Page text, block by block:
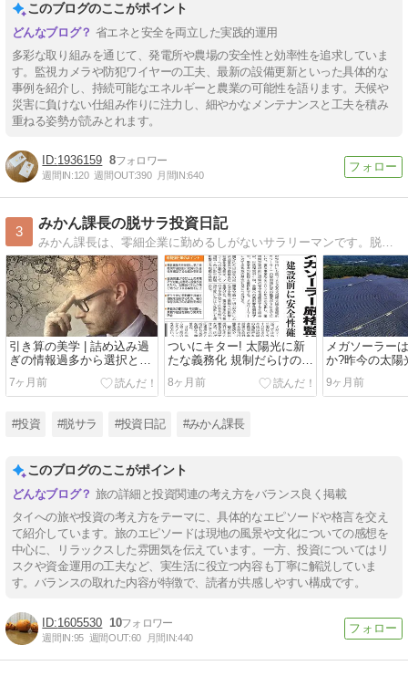
このブログのここがポイント
省エネと安全を両立した実践的運用
多彩な取り組みを通じて、発電所や農場の安全性と効率性を追求していま
す。監視カメラや防犯ワイヤーの工夫、最新の設備更新といった具体的な
事例を紹介し、持続可能なエネルギーと農業の可能性を語ります。天候や
災害に負けない仕組み作りに注力し、細やかなメンテナンスと工夫を積み
重ねる姿勢が読みとれます。
1936159 8
週間IN:120 週間OUT:390 月間IN:640
3
みかん課長の脱サラ投資日記
みかん課長は、零細企業に勤めるしがないサラリーマンです。脱サラ夢見て果敢に投資にチャレンジし、金融商品から太陽光発電、仮想通貨などなど、不労所得を得る奮闘記です
引き算の美学 | 詰め込み過
ぎの情報過多から選択と集
中への移行
7ヶ月前
ついにキター! 太陽光に新
たな義務化 規制だらけの太
陽光発電所の今後の行方
は?
8ヶ月前
メガソーラー
か?昨今の太陽
えてみた
9ヶ月前
#投資 #脱サラ #投資日記 #みかん課長
このブログのここがポイント
旅の詳細と投資関連の考え方をバランス良く掲載
タイへの旅や投資の考え方をテーマに、具体的なエピソードや格言を交え
て紹介しています。旅のエピソードは現地の風景や文化についての感想を
中心に、リラックスした雰囲気を伝えています。一方、投資についてはリ
スクや資金運用の工夫など、実生活に役立つ内容も丁寧に解説していま
す。バランスの取れた内容が特徴で、読者が共感しやすい構成です。
1605530 10
週間IN:95 週間OUT:60 月間IN:440